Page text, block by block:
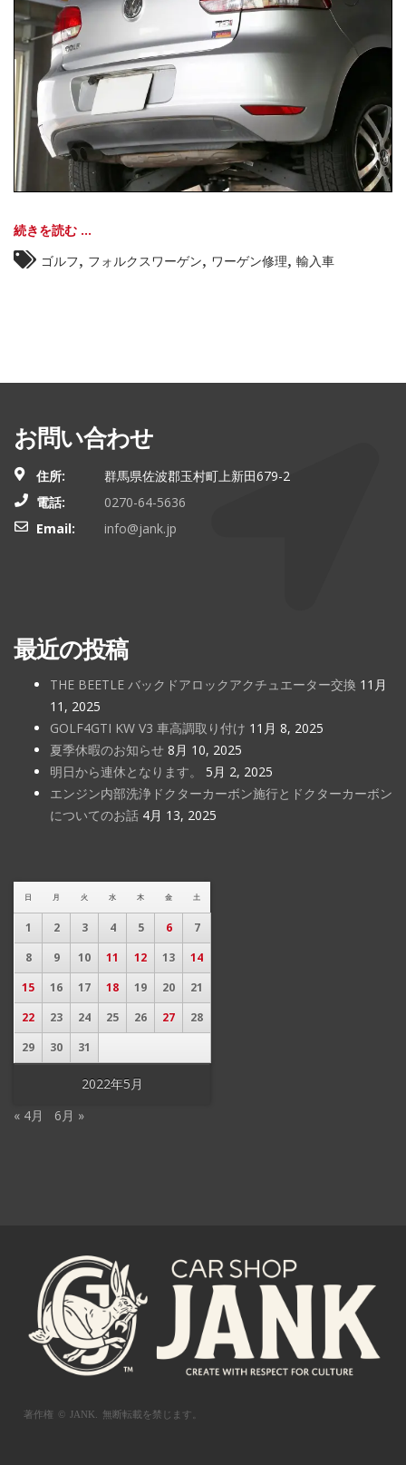
続きを読む ...
ゴルフ
フォルクスワーゲン ワーゲン修理 輸入車
お問い合わせ
住所:
群馬県佐波郡玉村町上新田679-2
電話:
0270-64-5636
Email:
info@jank.jp
最近の投稿
THE BEETLE バックドアロックアクチュエーター交換 11月
11, 2025
GOLF4GTI KW V3 車高調取り付け 11月 8, 2025
夏季休暇のお知らせ 8月 10, 2025
明日から連休となります。
5月 2, 2025
エンジン内部洗浄ドクターカーボン施行とドクターカーボン
についてのお話 4月 13, 2025
2022年5月
日 月 火 水 木 金 土
1 2 3 4 5 6
7
8
9 10 11 12 13
14
15
16 17 18 19 20
21
22
23 24 25 26 27
28
29
30 31
« 4月 6月 »
著作権 © JANK. 無断転載を禁じます。